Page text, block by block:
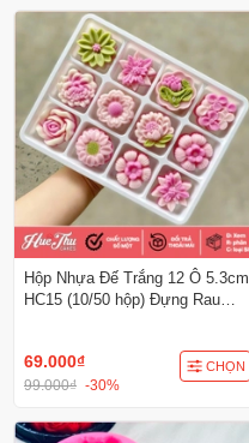
Hộp Nhựa Đế Trắng 12 Ô 5.3cm
HC15 (10/50 hộp) Đựng Rau
69.000₫
99.000₫ -30%
CHỌN